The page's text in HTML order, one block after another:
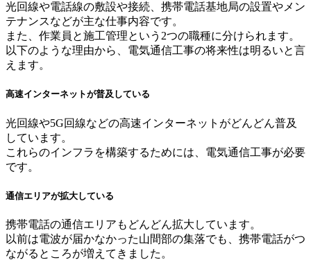
光回線や電話線の敷設や接続、携帯電話基地局の設置やメン
テナンスなどが主な仕事内容です。
また、作業員と施工管理という2つの職種に分けられます。
以下のような理由から、電気通信工事の将来性は明るいと言
えます。
高速インターネットが普及している
光回線や5G回線などの高速インターネットがどんどん普及
しています。
これらのインフラを構築するためには、電気通信工事が必要
です。
通信エリアが拡大している
携帯電話の通信エリアもどんどん拡大しています。
以前は電波が届かなかった山間部の集落でも、携帯電話がつ
ながるところが増えてきました。